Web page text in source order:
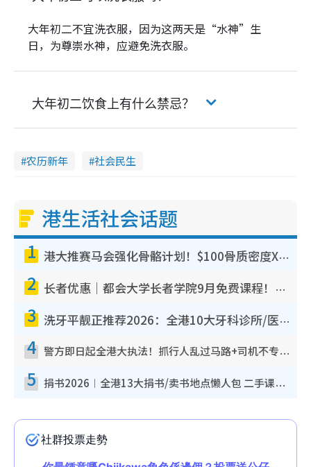
大年初二不宜洗衣服，因为这两天是“水神”生
日，为尊崇水神，应避免洗衣服。
大年初二饮食上有什么禁忌？
农历新年 社会民生
港生活社会话题
1 港大推赛马会强化骨骼计划！$100骨质密度X光检查 完成免费运动训练送超市礼券！附参加资格
2 长者优惠｜都会大学长者学院9月免费课程！多媒体/微电影创作/网络安全 附报名方法教学
3 洗牙平靓正推荐2026：全港10大牙科诊所/医院懒人包，夜诊至8点/镇静洁牙/医疗券适用
4 警方即日起全港大执法！抓行人乱过马路+司机不专注驾驶！乱过马路罚$2000
5 捐书2026︱全港13大捐书/卖书地点懒人包 二手课本最高$150＋旧书换免费咖啡/戏票